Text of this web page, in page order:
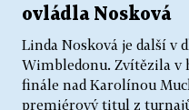
ovládla Nosková
Linda Nosková je další v
Wimbledonu. Zvítězila v
finále nad Karolínou
premiérový titul z